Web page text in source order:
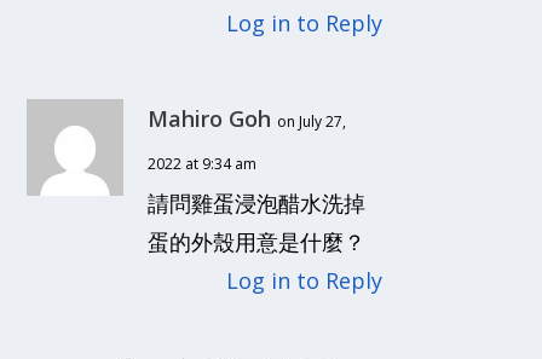
Log in to Reply
Mahiro Goh on July 27,
2022 at 9:34 am
請問雞蛋浸泡醋水洗掉
蛋的外殼用意是什麼？
Log in to Reply